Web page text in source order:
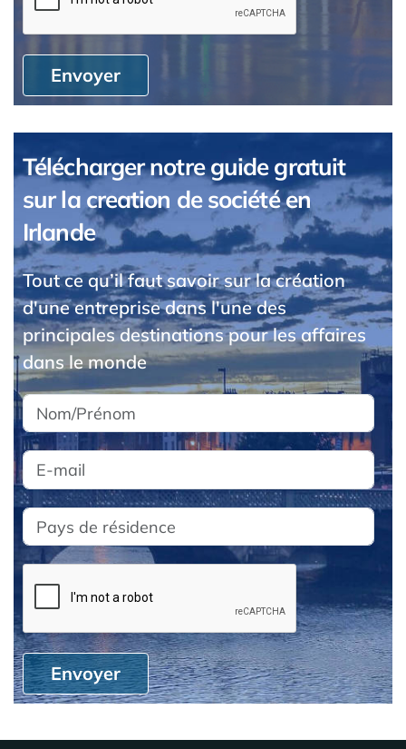
Envoyer
Télécharger notre guide gratuit
sur la creation de société en
Irlande
Tout ce qu’il faut savoir sur la création
d'une entreprise dans l'une des
principales destinations pour les affaires
dans le monde
Envoyer